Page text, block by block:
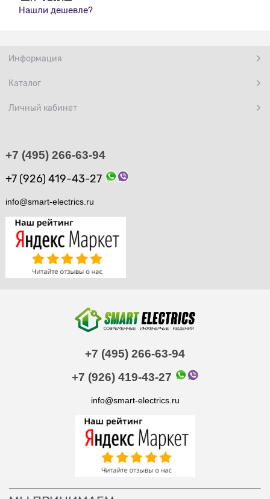
Нашли дешевле?
Информация
Каталог
Личный кабинет
+7 (495) 266-63-94
+7 (926) 419-43-27
info@smart-electrics.ru
+7 (495) 266-63-94
+7 (926) 419-43-27
info@smart-electrics.ru